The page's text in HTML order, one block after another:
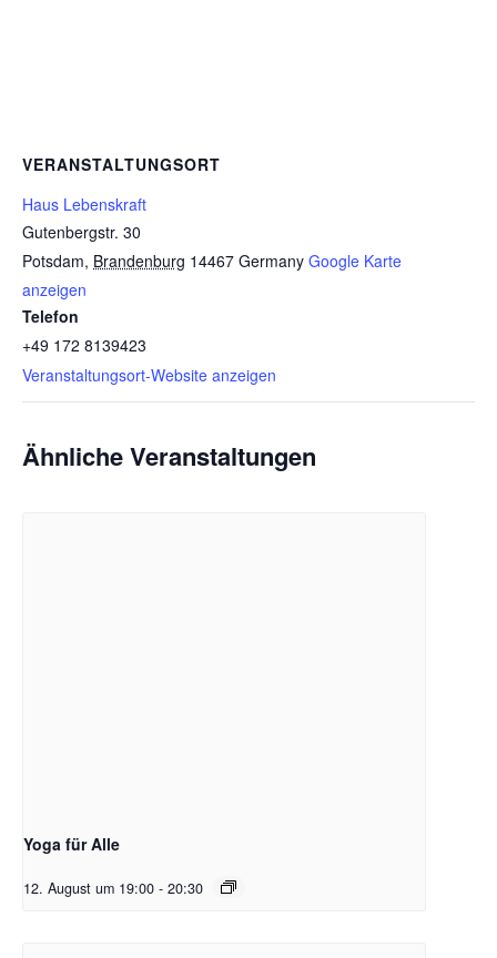
VERANSTALTUNGSORT
Haus Lebenskraft
Gutenbergstr. 30
Potsdam, Brandenburg 14467 Germany Google Karte
anzeigen
Telefon
+49 172 8139423
Veranstaltungsort-Website anzeigen
Ähnliche Veranstaltungen
Yoga für Alle
12. August um 19:00 - 20:30